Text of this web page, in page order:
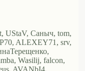
UStaV, Саныч, tom,
ALEXEY71, srv,
Wasilij, falcon,
AVANbI4,